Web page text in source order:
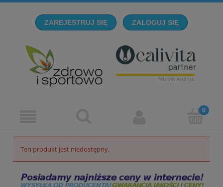
ZAREJESTRUJ SIĘ ZALOGUJ SIĘ
Ten produkt jest niedostępny.